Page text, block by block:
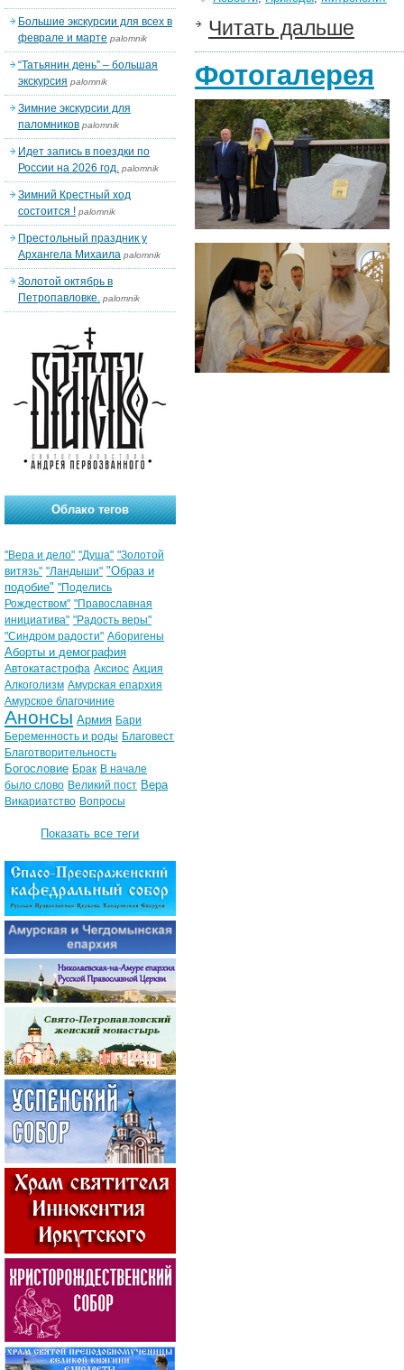
Читать дальше
Фотогалерея
Большие экскурсии для всех в
феврале и марте palomnik
“Татьянин день” – большая
экскурсия palomnik
Зимние экскурсии для
паломников palomnik
Идет запись в поездки по
России на 2026 год. palomnik
Зимний Крестный ход
состоится ! palomnik
Престольный праздник у
Архангела Михаила palomnik
Золотой октябрь в
Петропавловке. palomnik
Облако тегов
"Вера и дело" "Душа" "Золотой
витязь" "Ландыши" "Образ и
подобие" "Поделись
Рождеством" "Православная
инициатива" "Радость веры"
"Синдром радости" Аборигены
Аборты и демография
Автокатастрофа Аксиос Акция
Алкоголизм Амурская епархия
Амурское благочиние
Анонсы Армия Бари
Беременность и роды Благовест
Благотворительность
Богословие Брак В начале
было слово Великий пост Вера
Викариатство Вопросы
Показать все теги